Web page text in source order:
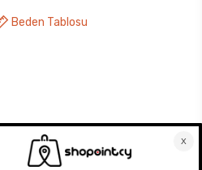
Beden Tablosu